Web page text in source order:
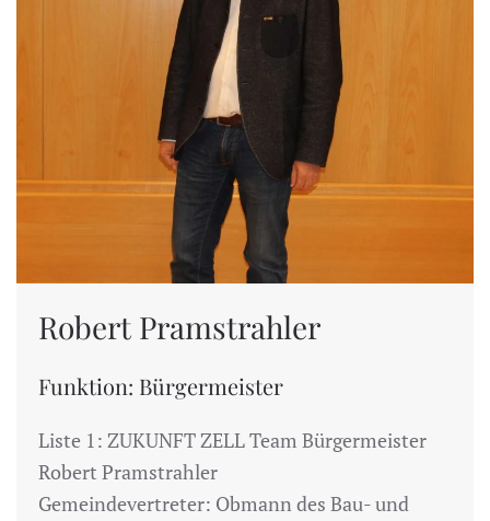
Robert Pramstrahler
Funktion: Bürgermeister
Liste 1: ZUKUNFT ZELL Team Bürgermeister
Robert Pramstrahler
Gemeindevertreter: Obmann des Bau- und